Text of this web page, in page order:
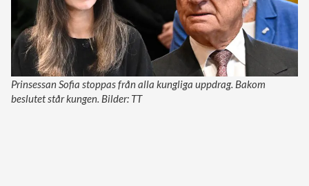
Prinsessan Sofia stoppas från alla kungliga uppdrag. Bakom
beslutet står kungen. Bilder: TT